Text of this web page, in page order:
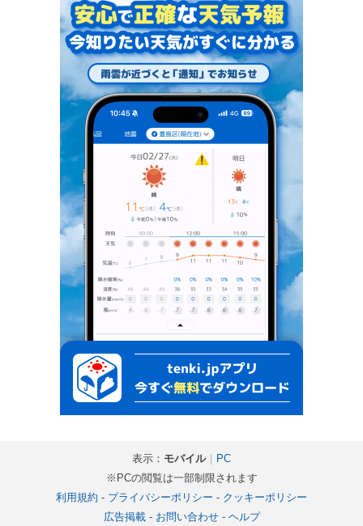
表示： モバイル｜ PC
※PCの閲覧は一部制限されます
利用規約 - プライバシーポリシー - クッキーポリシー
広告掲載- お問い合わせ- ヘルプ